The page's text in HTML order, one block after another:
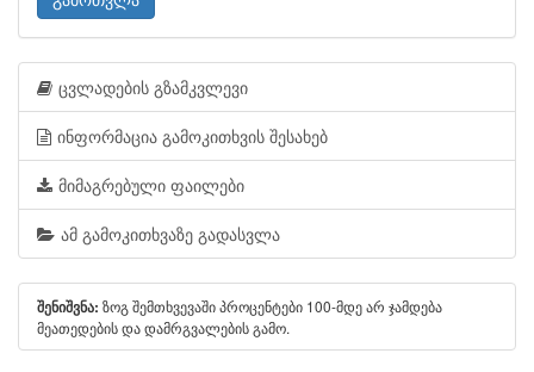
ცვლადების გზამკვლევი
ინფორმაცია გამოკითხვის შესახებ
მიმაგრებული ფაილები
ამ გამოკითხვაზე გადასვლა
შენიშვნა: ზოგ შემთხვევაში პროცენტები 100-მდე არ ჯამდება
მეათედების და დამრგვალების გამო.